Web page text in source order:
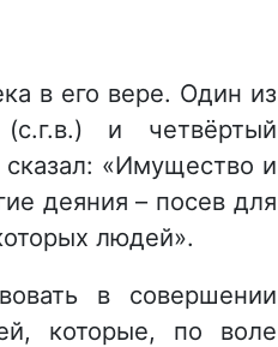
в его вере. Один из
и четвёртый
«Имущество и
деяния – посев для
людей».
в совершении
которые, по воле